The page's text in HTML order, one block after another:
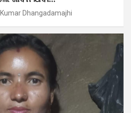
Dhangadamajhi